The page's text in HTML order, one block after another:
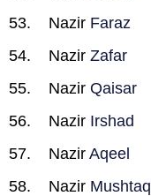
Nazir Faraz
Nazir Zafar
Nazir Qaisar
Nazir Irshad
Nazir Aqeel
Nazir Mushtaq